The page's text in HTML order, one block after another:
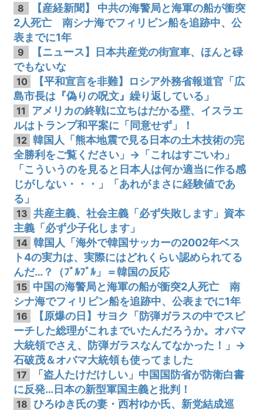
8
【産経新聞】 中共の海警局と海軍の船が衝突
2人死亡 南シナ海でフィリピン船を追跡中、公
表までに1年
9
【ニュース】日本共産党の街宣車、ほんと碌
でもないな
10
【平和宣言を非難】ロシア外務省報道官「広
島市長は『偽りの呪文』繰り返している」
11
アメリカの終戦に立ちはだかる壁、イスラエ
ルはトランプ和平案に「同意せず」！
12 韓国人「熊本地震で見る日本の土木技術の完
全勝利をご覧ください」→「これはすごいわ」
「こういうのを見ると日本人は何か適当に作る感
じがしない・・・」「あれがまさに経験値であ
る」
13 共産主義、社会主義「必ず失敗します」資本
主義「必ず少子化します」
14 韓国人「海外で韓国サッカーの2002年ベス
ト4の実力は、実際にはどれくらい認められてる
んだ…？（ﾌﾞﾙﾌﾞﾙ」＝韓国の反応
15 中国の海警局と海軍の船が衝突2人死亡 南
シナ海でフィリピン船を追跡中、公表までに1年
16
【原爆の日】サヨク「防弾ガラスの中でスピ
ーチした総理がこれまでいたんだろうか。オバマ
大統領でさえ、防弾ガラスなんてなかった！」→
石破茂＆オバマ大統領も使ってました
17
「盗人たけだけしい」中国国防省が防衛白書
に反発…日本の新型軍国主義と批判！
18 ひろゆき氏の妻・西村ゆか氏、新党結成巡